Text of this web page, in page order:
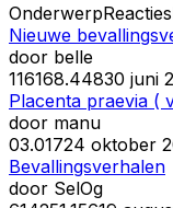
OnderwerpReacties
Nieuwe
door belle
116168.44830 juni
Placenta praevia (
door manu
03.01724 oktober
Bevallingsverhalen
door SelOg